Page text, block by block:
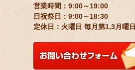
9:00～19:00
9:00～18:30
定休日：火曜日 毎月第1,3月曜日